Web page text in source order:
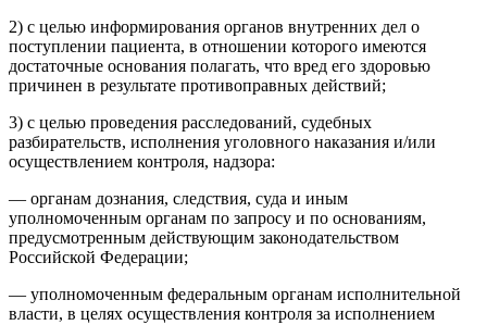
2) с целью информирования органов внутренних дел о
поступлении пациента, в отношении которого имеются
достаточные основания полагать, что вред его здоровью
причинен в результате противоправных действий;
3) с целью проведения расследований, судебных
разбирательств, исполнения уголовного наказания и/или
осуществлением контроля, надзора:
— органам дознания, следствия, суда и иным
уполномоченным органам по запросу и по основаниям,
предусмотренным действующим законодательством
Российской Федерации;
— уполномоченным федеральным органам исполнительной
власти, в целях осуществления контроля за исполнением